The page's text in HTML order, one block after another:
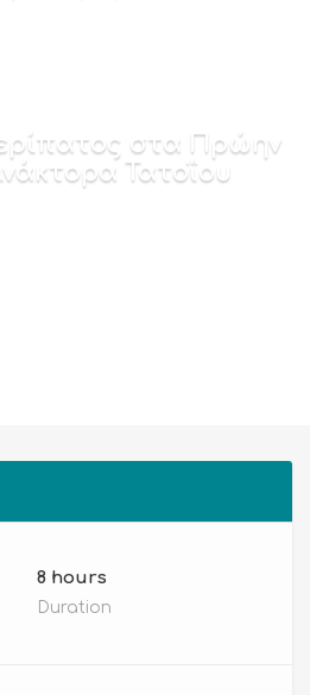
στα Πρώην
Τατοΐου
8 hours
Duration